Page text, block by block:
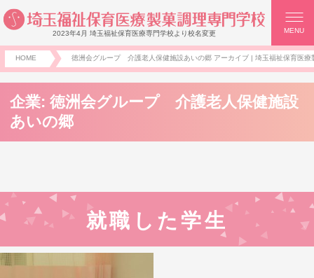
2023年4月 埼玉福祉保育医療専門学校より校名変更 MENU
HOME 徳洲会グループ 介護老人保健施設あいの郷 アーカイブ | 埼玉福祉保育医療
企業:徳洲会グループ 介護老人保健施設
あいの郷
就職した学生